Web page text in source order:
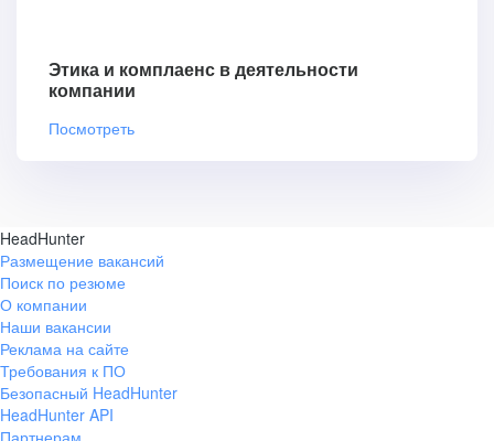
Этика и комплаенс в деятельности
компании
Посмотреть
HeadHunter
Размещение вакансий
Поиск по резюме
О компании
Наши вакансии
Реклама на сайте
Требования к ПО
Безопасный HeadHunter
HeadHunter API
Партнерам